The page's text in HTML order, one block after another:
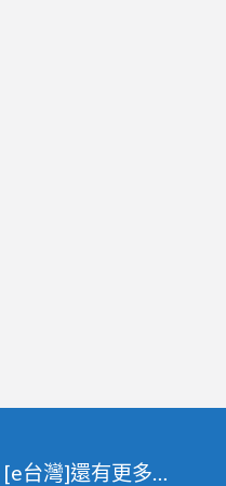
[e台灣]還有更多…